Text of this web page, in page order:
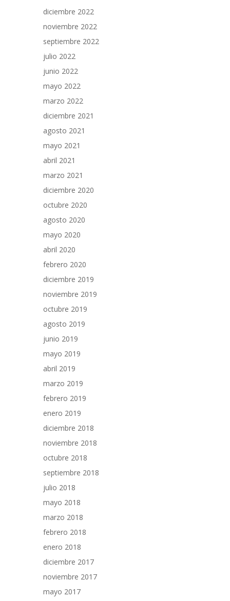
diciembre 2022
noviembre 2022
septiembre 2022
julio 2022
junio 2022
mayo 2022
marzo 2022
diciembre 2021
agosto 2021
mayo 2021
abril 2021
marzo 2021
diciembre 2020
octubre 2020
agosto 2020
mayo 2020
abril 2020
febrero 2020
diciembre 2019
noviembre 2019
octubre 2019
agosto 2019
junio 2019
mayo 2019
abril 2019
marzo 2019
febrero 2019
enero 2019
diciembre 2018
noviembre 2018
octubre 2018
septiembre 2018
julio 2018
mayo 2018
marzo 2018
febrero 2018
enero 2018
diciembre 2017
noviembre 2017
mayo 2017